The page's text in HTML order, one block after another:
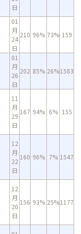
日
01
月
24
日
210 96% 73% 159
01
月
26
日
202 85% 26%1583
11
月
29
日
167 94% 6% 155
12
月
22
日
160 96% 7% 1547
12
月
20
日
156 93% 25%1177